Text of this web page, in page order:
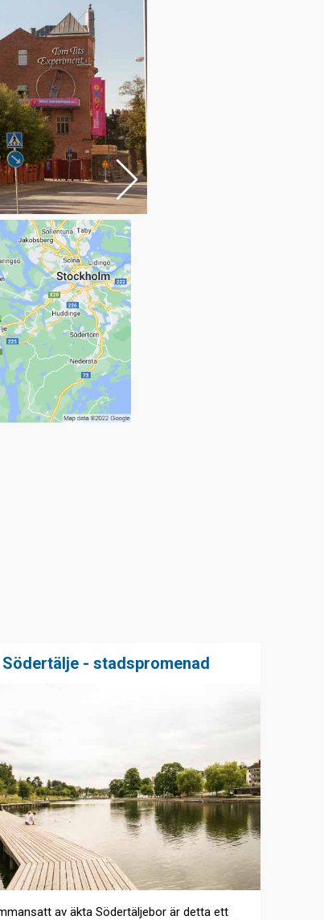
Södertälje - stadspromenad
av äkta Södertäljebor är detta ett